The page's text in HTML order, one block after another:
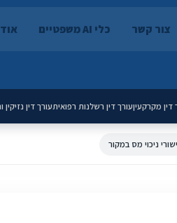
צור קשר כלי AI משפטיים
דין מקרקעיןעורך דין רשלנות רפואיתעורך דין נזיקין
ניכוי מס במקור